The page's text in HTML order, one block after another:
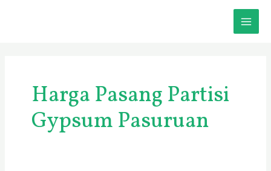
Harga Pasang Partisi
Gypsum Pasuruan